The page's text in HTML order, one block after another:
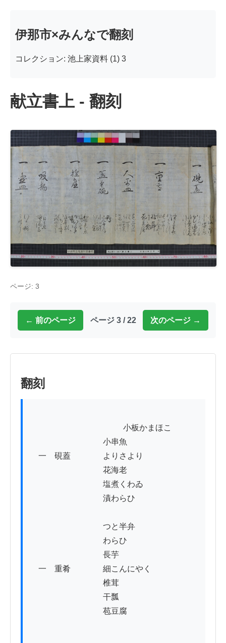
伊那市×みんなで翻刻
コレクション: 池上家資料 (1) 3
献立書上 - 翻刻
ページ: 3
← 前のページ ページ 3 / 22 次のページ →
翻刻
小串魚
一　硯蓋　　　　よりさより
花海老
塩煮くわゐ
漬わらひ
つと半弁
わらひ
長芋
一　重肴　　　　細こんにやく
椎茸
干瓢
苞豆腐